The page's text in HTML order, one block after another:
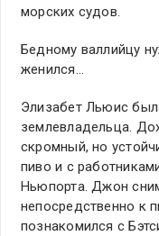
морских судов.
Бедному валлийцу
женился…
Элизабет Льюис
землевладельца.
скромный, но
пиво и с
Ньюпорта. Джон
непосредственно к
познакомился с